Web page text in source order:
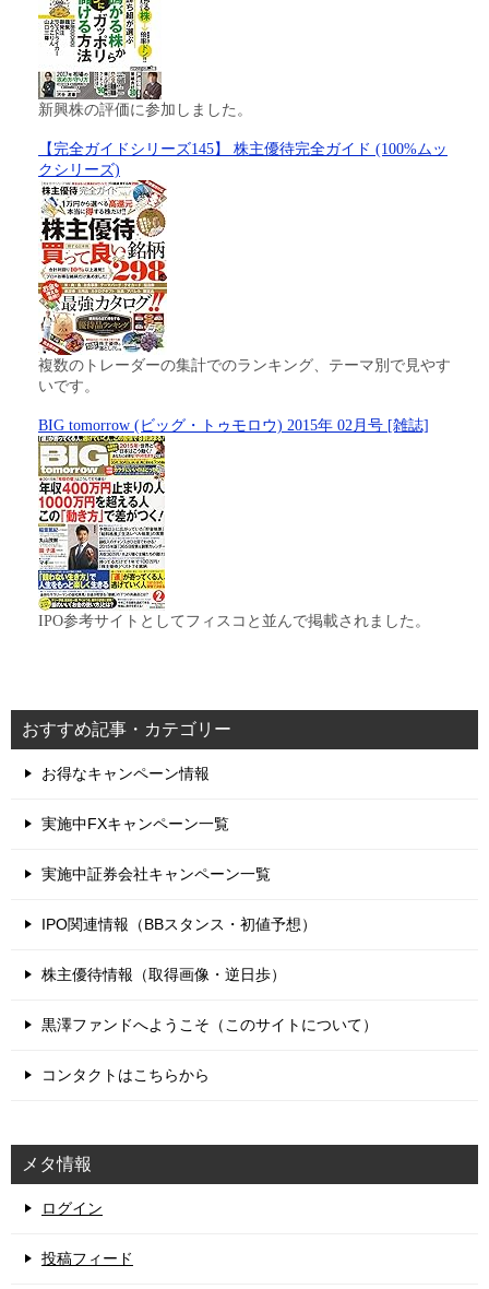
新興株の評価に参加しました。
【完全ガイドシリーズ145】 株主優待完全ガイド (100%ムッ
クシリーズ)
複数のトレーダーの集計でのランキング、テーマ別で見やす
いです。
BIG tomorrow (ビッグ・トゥモロウ) 2015年 02月号 [雑誌]
IPO参考サイトとしてフィスコと並んで掲載されました。
おすすめ記事・カテゴリー
お得なキャンペーン情報
実施中FXキャンペーン一覧
実施中証券会社キャンペーン一覧
IPO関連情報（BBスタンス・初値予想）
株主優待情報（取得画像・逆日歩）
黒澤ファンドへようこそ（このサイトについて）
コンタクトはこちらから
メタ情報
ログイン
投稿フィード